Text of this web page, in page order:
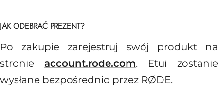
JAK ODEBRAĆ PREZENT?
Po zakupie zarejestruj swój produkt na
stronie account.rode.com. Etui zostanie
wysłane bezpośrednio przez RØDE.